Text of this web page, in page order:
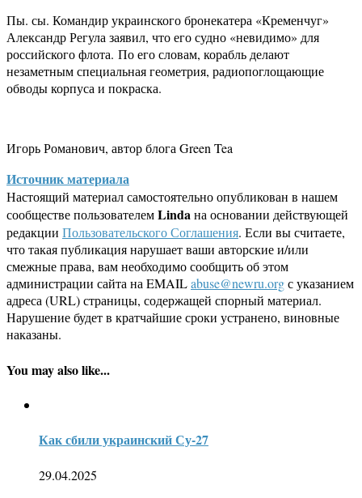
Пы. сы. Командир украинского бронекатера «Кременчуг»
Александр Регула заявил, что его судно «невидимо» для
российского флота. По его словам, корабль делают
незаметным специальная геометрия, радиопоглощающие
обводы корпуса и покраска.
Игорь Романович, автор блога Green Tea
Источник материала
Настоящий материал самостоятельно опубликован в нашем
сообществе пользователемLindaна основании действующей
редакции Пользовательского Соглашения. Если вы считаете,
что такая публикация нарушает ваши авторские и/или
смежные права, вам необходимо сообщить об этом
администрации сайта на EMAILabuse@newru.orgс указанием
адреса (URL) страницы, содержащей спорный материал.
Нарушение будет в кратчайшие сроки устранено, виновные
наказаны.
You may also like...
Как сбили украинский Су-27
29.04.2025